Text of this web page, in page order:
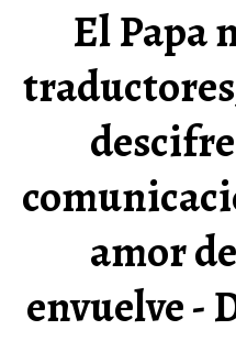
El Papa
amor
envuelve -